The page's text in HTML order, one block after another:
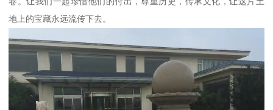
地上的宝藏永远流传下去。